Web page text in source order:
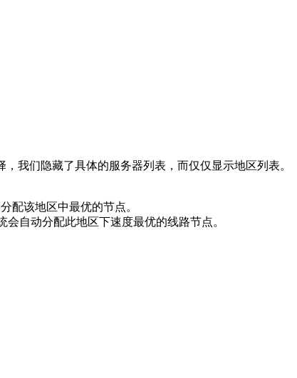
我们隐藏了具体的服务器列表，而仅仅显示地区列表。
配该地区中最优的节点。
自动分配此地区下速度最优的线路节点。